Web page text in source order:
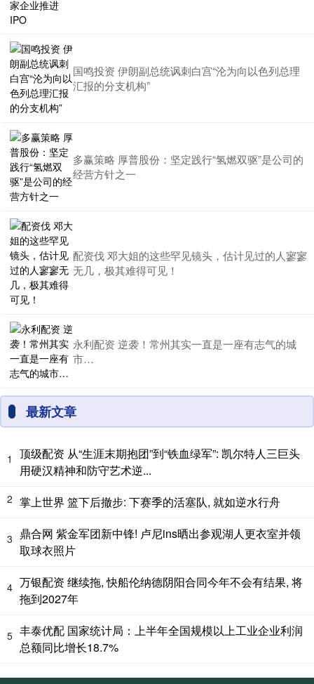
国鸣投资 伊朗副总统讽刺白宫“沦为向以色列总理
汇报的分支机构”
多赢策略 厚普股份：坚定践行“氢燃双驱”是公司的
经营方针之一
配资伐 邓大姐的这些罕见镜头，估计见过的人寥寥
无几，极其难得可见！
永利配资 逆袭！常州其实一直是一座有志气的城
市…
最新文章
1
顶级配资 从“生涯末期抱团”到“铁血绿军”: 凯尔特人三巨头
用硬汉精神和防守艺术逆...
2 掌上世界 篮下后撤步: 下赛季的活塞队, 就如逆水行舟
3 鼎合网 紫金军团新中锋! 卢尼ins晒出参观湖人更衣室并领
取球衣照片
4 万银配资 继续拖, 快船伦纳德阴阳合同今年不会有结果, 将
拖到2027年
5 丰泰优配 国家统计局：上半年全国规模以上工业企业利润
总额同比增长18.7%